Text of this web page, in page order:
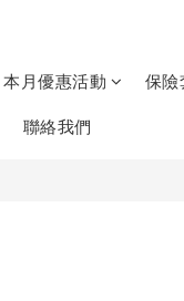
本月優惠活動
保險
聯絡我們